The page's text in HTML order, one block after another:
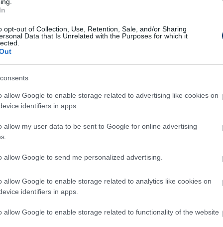
opt-out of Collection, Use, Retention, Sale, and/or Sharing
Data that Is Unrelated with the Purposes for which it
allow Google to enable storage related to advertising like cookies on
identifiers in apps.
allow my user data to be sent to Google for online advertising
allow Google to send me personalized advertising.
allow Google to enable storage related to analytics like cookies on
identifiers in apps.
allow Google to enable storage related to functionality of the website
megérdemelten
az első mérkőzés eredményével, és csak
is, de most nem tudtak fölénybe kerülni
alkalmazkodni a nehéz pillanatokhoz,
számunkra. Ez most nem működött.
nagy cél volt számunkra, hogy bejussunk
nehéz feldolgozni. Annak örülök, hogy
szánnak nekem, ezt igyekszem meghálálni
nál is szívesen látnák a
Akadémia egyik legnagyobb